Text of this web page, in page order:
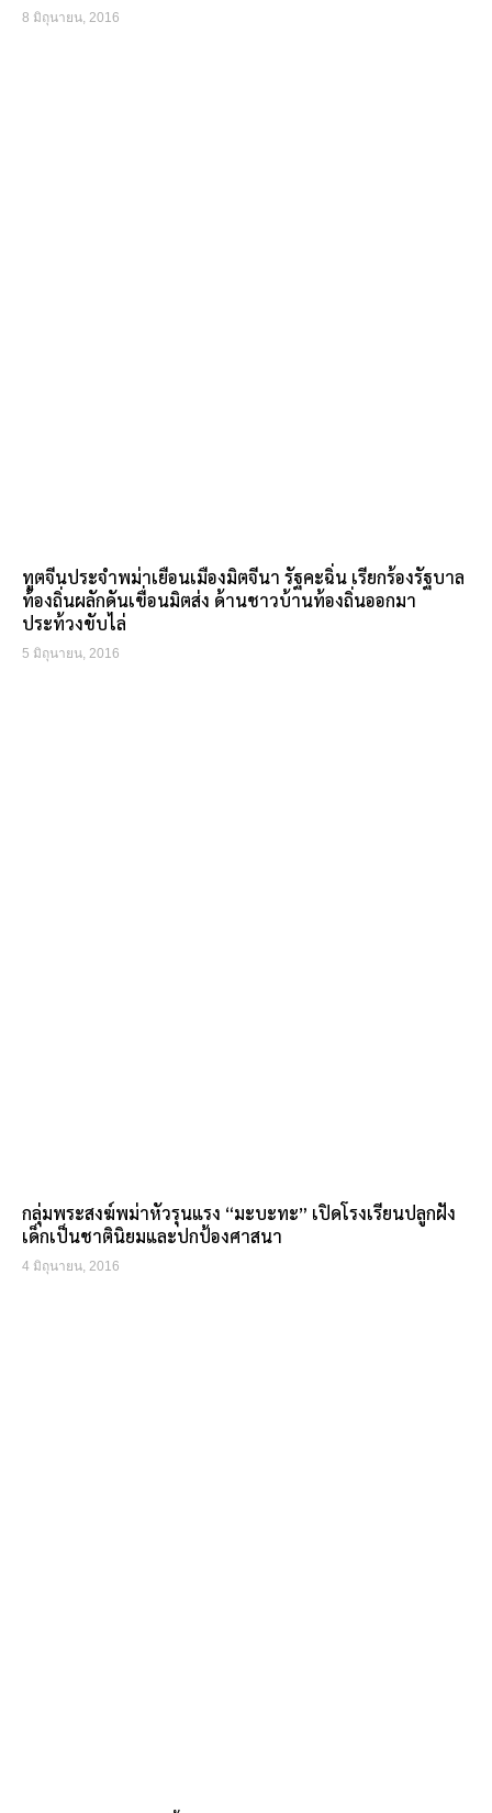
8 มิถุนายน, 2016
ทูตจีนประจำพม่าเยือนเมืองมิตจีนา รัฐคะฉิ่น เรียกร้องรัฐบาล
ท้องถิ่นผลักดันเขื่อนมิตส่ง ด้านชาวบ้านท้องถิ่นออกมา
ประท้วงขับไล่
5 มิถุนายน, 2016
กลุ่มพระสงฆ์พม่าหัวรุนแรง “มะบะทะ” เปิดโรงเรียนปลูกฝัง
เด็กเป็นชาตินิยมและปกป้องศาสนา
4 มิถุนายน, 2016